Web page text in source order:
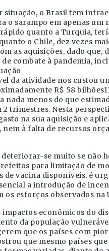
o Brasil tem
o sarampo em apenas um
quanto a Turquia,
o Chile, dez vezes
as aquisições, dado que,
de combate à pandemia,
da atividade nos custou
R$ 58
menos do que
trimestres. Nesta
na sua aquisição e
nem à falta de recursos
se muito se não
para limitação de
de vacina disponíveis, é
a introdução de
os esforços observados na
econômicos do
da população
que os países com
que mesmo países